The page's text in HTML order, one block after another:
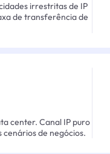
irrestritas de IP
de transferência de
center. Canal IP puro
de negócios.